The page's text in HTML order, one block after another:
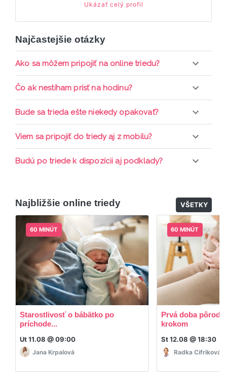
Ukázať celý profil
Najčastejšie otázky
Ako sa môžem pripojiť na online triedu?
Pripojenie do online triedy prebieha priamo cez
prihlásiť do triedy.
Čo ak nestíham prísť na hodinu?
Každá trieda sa nahráva a je k dispozícií po dobu 7
Bude sa trieda ešte niekedy opakovať?
Triedy sa priebežne opakujú, stačí sledovať ponuku
Viem sa pripojiť do triedy aj z mobilu?
Áno, pripojenie do triedy je možné aj cez mobil,
Budú po triede k dispozícii aj podklady?
dispozícií.
Najbližšie online triedy VŠETKY
60 MINÚT
Starostlivosť o bábätko po
príchode...
Ut 11.08 @ 09:00
Jana Krpalová
60 MINÚT
Prvá doba
krokom
St 12.08 @ 18:30
Radka Cifriková